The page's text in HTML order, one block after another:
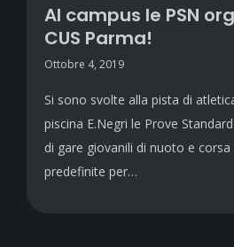
Al campus le PSN
CUS Parma!
Ottobre 4, 2019
Si sono svolte alla pista di
piscina E.Negri le Prove
di gare giovanili di nuoto e corsa
predefinite per…